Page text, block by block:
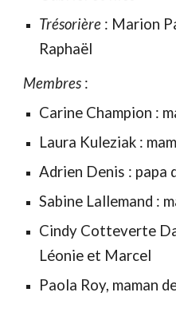
Trésorière : Marion
Raphaël
Membres :
Carine Champion :
Laura Kuleziak :
Adrien Denis :
Sabine Lallemand :
Cindy Cotteverte
Léonie et Marcel
Paola Roy, maman